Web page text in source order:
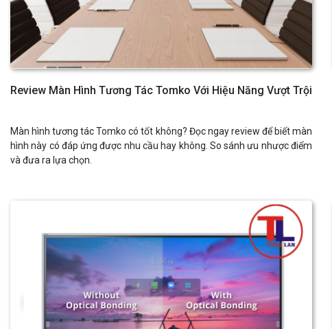
Review Màn Hình Tương Tác Tomko Với Hiệu Năng Vượt Trội
Màn hình tương tác Tomko có tốt không? Đọc ngay review để biết màn
hình này có đáp ứng được nhu cầu hay không. So sánh ưu nhược điểm
và đưa ra lựa chọn.